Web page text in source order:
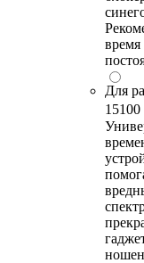
время
Для
15100